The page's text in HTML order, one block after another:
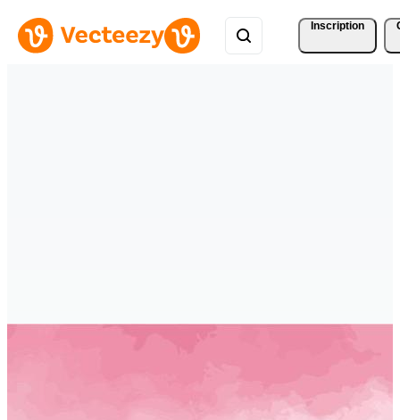
Inscription